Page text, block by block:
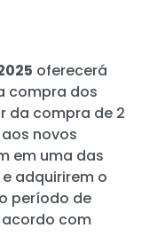
oferecerá
compra dos
da compra de 2
novos
em uma das
adquirirem o
período de
com